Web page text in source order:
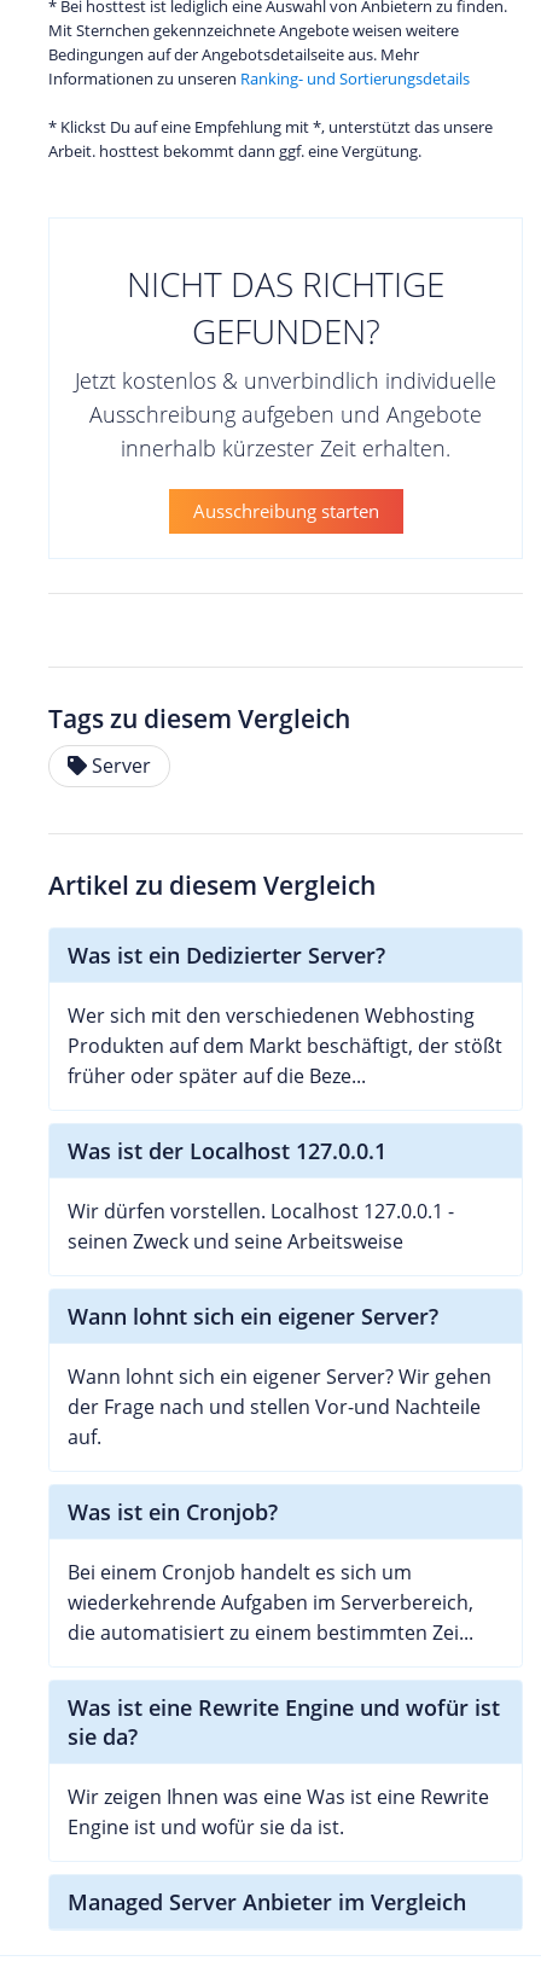
* Bei hosttest ist lediglich eine Auswahl von Anbietern zu finden.
Mit Sternchen gekennzeichnete Angebote weisen weitere
Bedingungen auf der Angebotsdetailseite aus. Mehr
Informationen zu unseren Ranking- und Sortierungsdetails
* Klickst Du auf eine Empfehlung mit *, unterstützt das unsere
Arbeit. hosttest bekommt dann ggf. eine Vergütung.
NICHT DAS RICHTIGE
GEFUNDEN?
Jetzt kostenlos & unverbindlich individuelle
Ausschreibung aufgeben und Angebote
innerhalb kürzester Zeit erhalten.
Ausschreibung starten
Tags zu diesem Vergleich
Server
Artikel zu diesem Vergleich
Was ist ein Dedizierter Server?
Wer sich mit den verschiedenen Webhosting
Produkten auf dem Markt beschäftigt, der stößt
früher oder später auf die Beze...
Was ist der Localhost 127.0.0.1
Wir dürfen vorstellen. Localhost 127.0.0.1 -
seinen Zweck und seine Arbeitsweise
Wann lohnt sich ein eigener Server?
Wann lohnt sich ein eigener Server? Wir gehen
der Frage nach und stellen Vor-und Nachteile
auf.
Was ist ein Cronjob?
Bei einem Cronjob handelt es sich um
wiederkehrende Aufgaben im Serverbereich,
die automatisiert zu einem bestimmten Zei...
Was ist eine Rewrite Engine und wofür ist
sie da?
Wir zeigen Ihnen was eine Was ist eine Rewrite
Engine ist und wofür sie da ist.
Managed Server Anbieter im Vergleich